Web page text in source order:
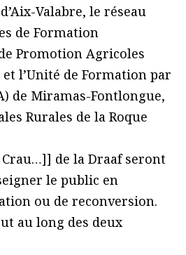
Valabre, le réseau
de Formation
Promotion Agricoles
et l’Unité de Formation par
de Miramas-Fontlongue,
Rurales de la Roque
de la Draaf seront
le public en
ou de reconversion.
au long des deux